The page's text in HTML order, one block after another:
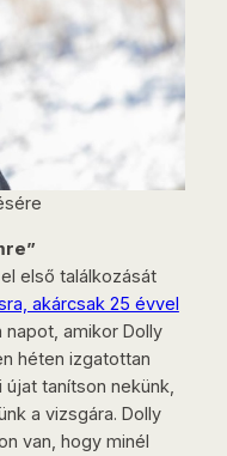
első találkozását
akárcsak 25 évvel
napot, amikor Dolly
héten izgatottan
újat tanítson nekünk,
a vizsgára. Dolly
van, hogy minél